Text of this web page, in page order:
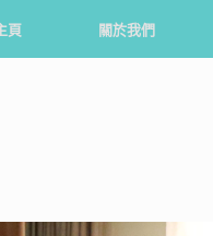
頁 關於我們